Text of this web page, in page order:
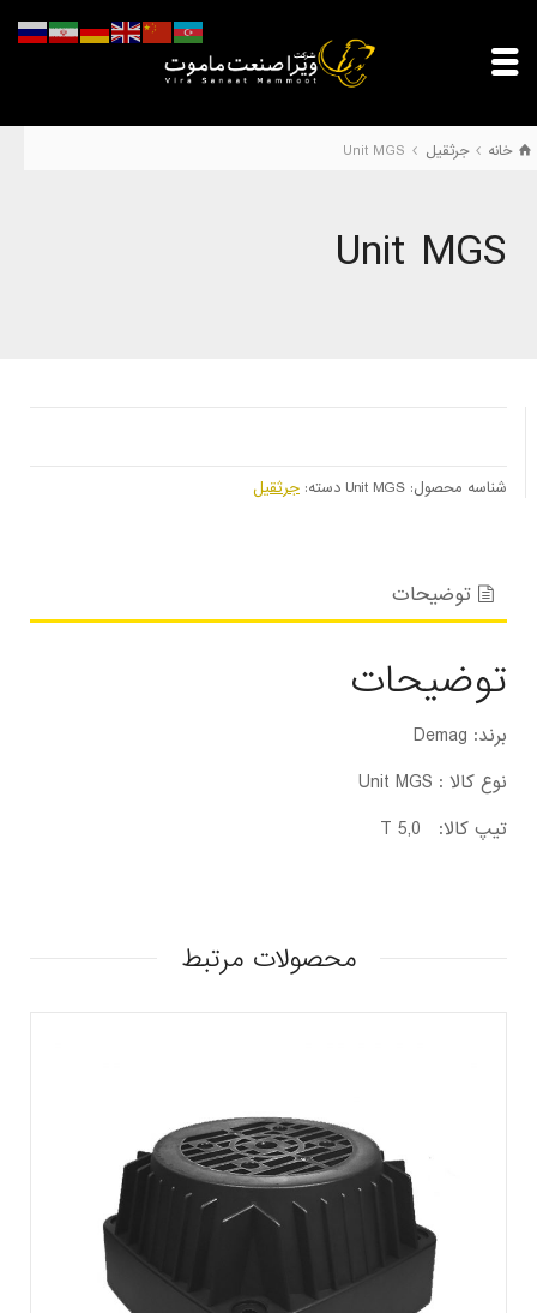
خانه جرثقیل Unit MGS
Unit MGS
شناسه محصول: Unit MGS دسته: جرثقیل
توضیحات
توضیحات
برند: Demag
نوع کالا : Unit MGS
تیپ کالا: 5,0 T
محصولات مرتبط